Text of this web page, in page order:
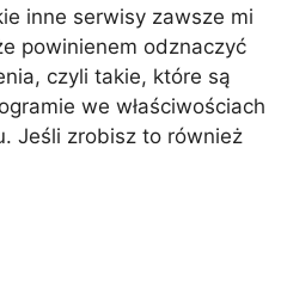
inne serwisy zawsze mi
powinienem odznaczyć
czyli takie, które są
we właściwościach
Jeśli zrobisz to również